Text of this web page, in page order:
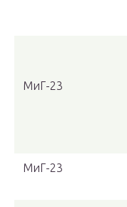
МиГ-23
МиГ-23